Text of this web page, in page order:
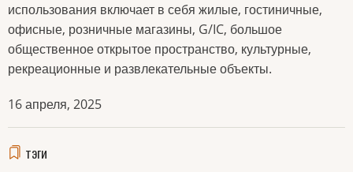
использования включает в себя жилые, гостиничные,
офисные, розничные магазины, G/IC, большое
общественное открытое пространство, культурные,
рекреационные и развлекательные объекты.
16 апреля, 2025
тэги